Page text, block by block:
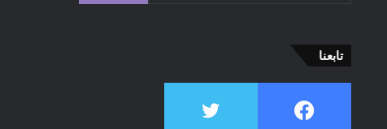
تابعنا